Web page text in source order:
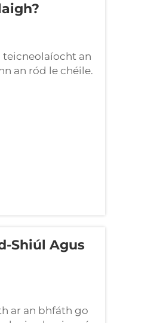
teicneolaíocht an
an ród le chéile.
agus an
Shiúl Agus
ar an bhfáth go